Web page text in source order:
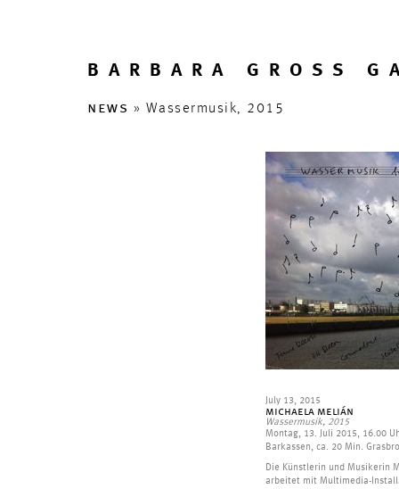
BARBARA GROSS
news » Wassermusik, 2015
July 13, 2015
michaela melián
Wassermusik, 2015
Montag, 13. Juli 2015, 16.00
Barkassen, ca. 20 Min.
Die Künstlerin und Musikerin
arbeitet mit Multimedia-